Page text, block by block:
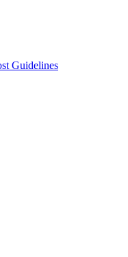
Guidelines